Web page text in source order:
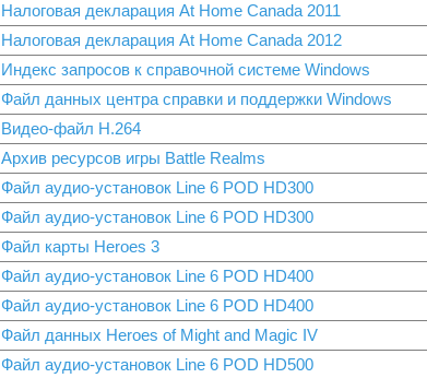
Налоговая декларация At Home Canada 2011
Налоговая декларация At Home Canada 2012
Индекс запросов к справочной системе Windows
Файл данных центра справки и поддержки Windows
Видео-файл H.264
Архив ресурсов игры Battle Realms
Файл аудио-установок Line 6 POD HD300
Файл аудио-установок Line 6 POD HD300
Файл карты Heroes 3
Файл аудио-установок Line 6 POD HD400
Файл аудио-установок Line 6 POD HD400
Файл данных Heroes of Might and Magic IV
Файл аудио-установок Line 6 POD HD500